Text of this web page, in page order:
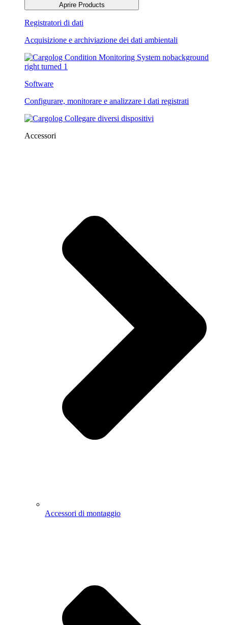
Aprire Products
Registratori di dati
Acquisizione e archiviazione dei dati ambientali
Software
Configurare, monitorare e analizzare i dati registrati
Accessori
Accessori di montaggio